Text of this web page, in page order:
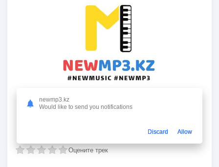
Параллель
07.02.2026 104
Оцените трек
newmp3.kz
Would like to send you notifications
Discard Allow